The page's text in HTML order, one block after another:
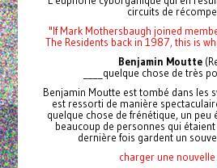
circuits de
"If Mark Mothersbaugh joined
The Residents back in 1987, this is
Benjamin Moutte
____quelque chose de très
Benjamin Moutte est tombé dans les
est ressorti de manière
quelque chose de frénétique, un
beaucoup de personnes qui
dernière fois gardent un
charger une